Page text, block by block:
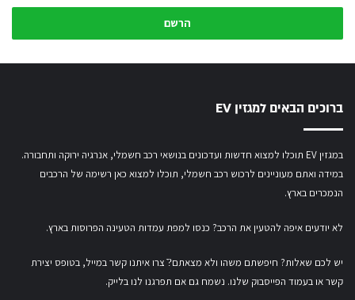
כתובת
שלך
ברוכים הבאים למגזין EV
במגזין EV תוכלו למצוא חדשות ועדכונים בנושאי רכב חשמלי, אנרגיה ירוקה ותחבורה.
במידה ואתם מעוניינים לרכוש רכב חשמלי, תוכלו למצוא כאן רשימה של הרכבים
הנמכרים בארץ.
לא יודעים איפה להטעין את הרכב? כנסו למפת עמדות הטעינה הפרוסות בארץ.
יש לכם שאלות? חיפשתם משהו ולא מצאתם?ֿ צרו איתנו קשר במייל, בטופס יצירת
קשראובעמוד הפייסבוק שלנו. נשמח גם אם תפרגנו לנו בלייק.